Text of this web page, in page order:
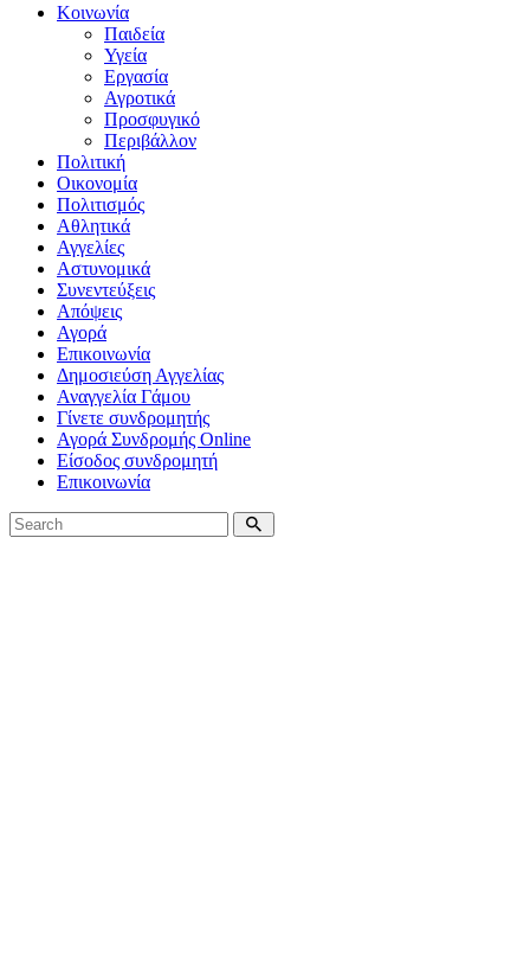
Κοινωνία
Παιδεία
Υγεία
Εργασία
Αγροτικά
Προσφυγικό
Περιβάλλον
Πολιτική
Οικονομία
Πολιτισμός
Αθλητικά
Αγγελίες
Αστυνομικά
Συνεντεύξεις
Απόψεις
Αγορά
Επικοινωνία
Δημοσιεύση Αγγελίας
Αναγγελία Γάμου
Γίνετε συνδρομητής
Αγορά Συνδρομής Online
Είσοδος συνδρομητή
Επικοινωνία